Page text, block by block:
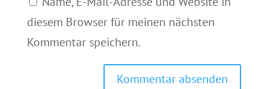
diesem Browser für meinen nächsten
Kommentar speichern.